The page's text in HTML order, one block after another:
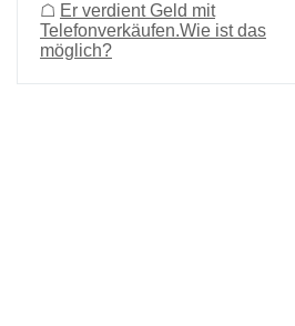
☖ Er verdient Geld mit
Telefonverkäufen.Wie ist das
möglich?